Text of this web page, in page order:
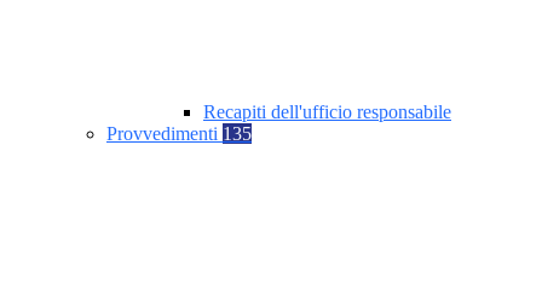
Recapiti dell'ufficio responsabile
Provvedimenti 135